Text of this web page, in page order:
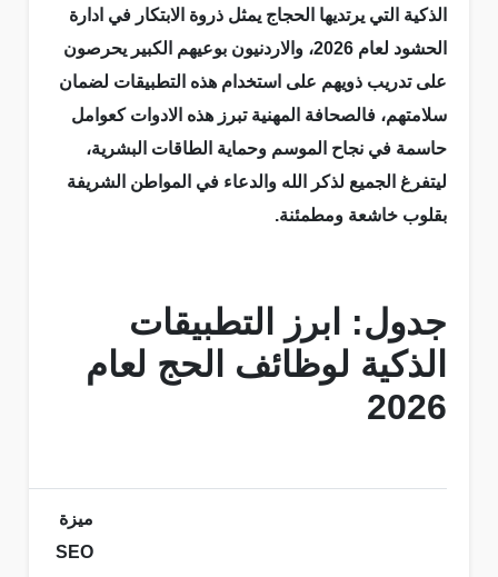
الذكية التي يرتديها الحجاج يمثل ذروة الابتكار في ادارة
الحشود لعام 2026، والاردنيون بوعيهم الكبير يحرصون
على تدريب ذويهم على استخدام هذه التطبيقات لضمان
سلامتهم، فالصحافة المهنية تبرز هذه الادوات كعوامل
حاسمة في نجاح الموسم وحماية الطاقات البشرية،
ليتفرغ الجميع لذكر الله والدعاء في المواطن الشريفة
بقلوب خاشعة ومطمئنة.
جدول: ابرز التطبيقات
الذكية لوظائف الحج لعام
2026
ميزة
SEO